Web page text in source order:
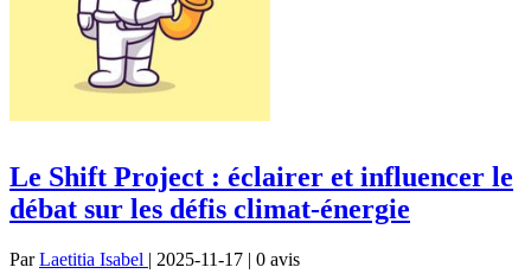
Le Shift Project : éclairer et influencer le
débat sur les défis climat-énergie
ParLaetitia Isabel | 2025-11-17 | 0 avis